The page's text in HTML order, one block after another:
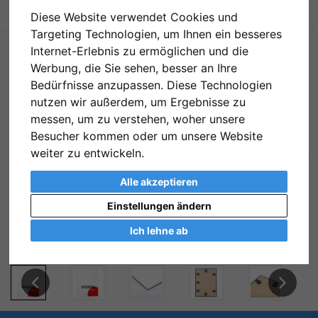
Diese Website verwendet Cookies und
Targeting Technologien, um Ihnen ein besseres
Internet-Erlebnis zu ermöglichen und die
Werbung, die Sie sehen, besser an Ihre
Bedürfnisse anzupassen. Diese Technologien
nutzen wir außerdem, um Ergebnisse zu
messen, um zu verstehen, woher unsere
Besucher kommen oder um unsere Website
weiter zu entwickeln.
Alle akzeptieren
Ich lehne ab
Einstellungen ändern
Zur Übersicht
Zurück
Previous